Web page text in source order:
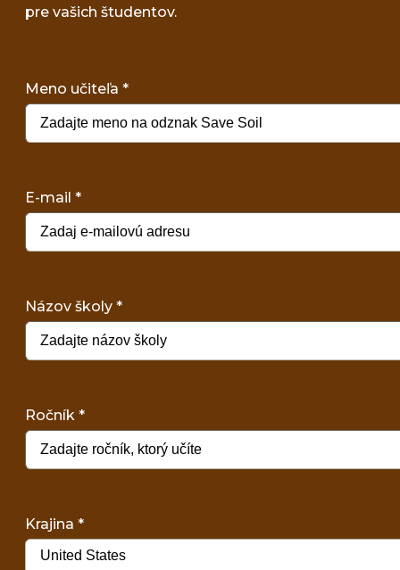
pre vašich študentov.
Meno učiteľa *
E-mail *
Názov školy *
Ročník *
Krajina *